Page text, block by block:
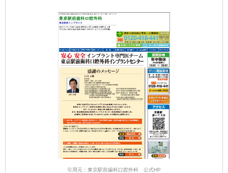
引用元：東京駅前歯科口腔外科 公式HP